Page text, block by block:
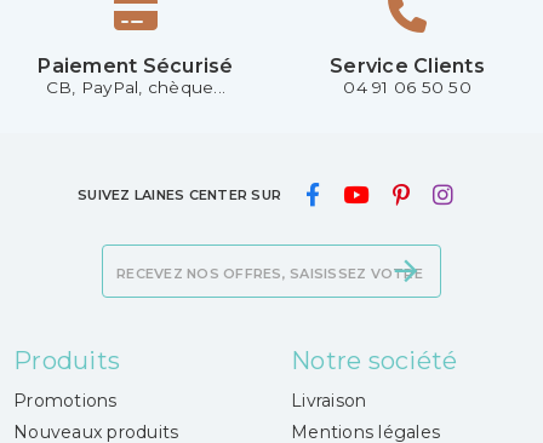
Paiement Sécurisé
CB, PayPal, chèque...
Service Clients
04 91 06 50 50
SUIVEZ LAINES CENTER SUR
Produits
Promotions
Nouveaux produits
Notre société
Livraison
Mentions légales